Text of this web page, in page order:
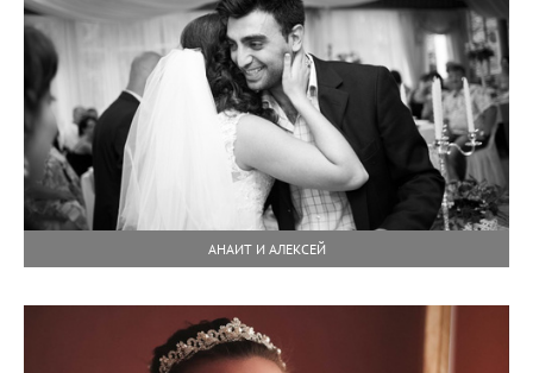
АНАИТ И АЛЕКСЕЙ